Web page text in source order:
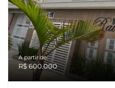
A partir de:
R$ 600.000